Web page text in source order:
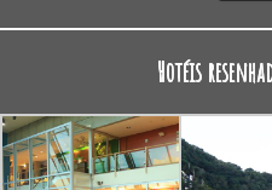
Hotéis